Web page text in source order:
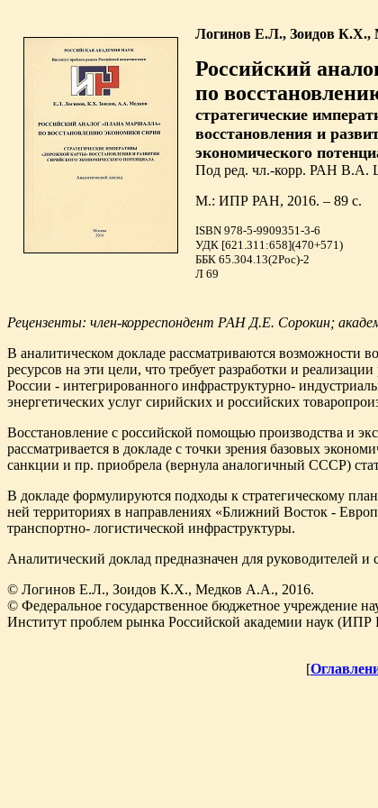
Логинов Е.Л., Зоидов
Российский
по
стратегические
восстановления и
экономического
Под ред. чл.-корр. РАН В.А.
М.: ИПР РАН, 2016. – 89 с.
ISBN 978-5-9909351-3-6
УДК [621.311:658](470+571)
ББК 65.304.13(2Рос)-2
Л 69
Рецензенты: член-корреспондент РАН Д.Е. Сорокин;
В аналитическом докладе рассматриваются возможности
ресурсов на эти цели, что требует разработки и
России - интегрированного инфраструктурно-
энергетических услуг сирийских и российских
Восстановление с российской помощью производства и
рассматривается в докладе с точки зрения базовых
санкции и пр. приобрела (вернула аналогичный СССР)
В докладе формулируются подходы к стратегическому
ней территориях в направлениях «Ближний Восток -
транспортно- логистической инфраструктуры.
Аналитический доклад предназначен для руководителей
© Логинов Е.Л., Зоидов К.Х., Медков А.А., 2016.
© Федеральное государственное бюджетное учреждение
Институт проблем рынка Российской академии наук (ИПР
[